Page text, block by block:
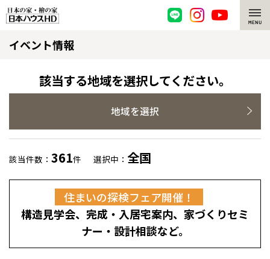
脱炭素・檜の家
環境にやさしい、脱炭素社会の住宅
耐震構造
高耐久住宅
高断熱・高気密の家
エネルギー自給自足
選ばれる理由
檜の魅力 トップ
檜と日本人
1000年を超えて生きる檜
知られざる檜の効果・作用
注文住宅
グレートステージ
リフォーム トップ
イベント情報
該当する地域を選択してください。
地域を選択
該当件数： 361件 選択中： 全国
住まいの探検フェア開催！
構造見学会、完成・入居宅案内、家づくりセミ
ナー・設計相談など。